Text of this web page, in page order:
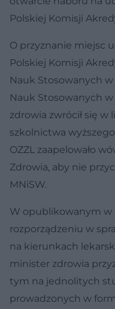
Polskiej Komisji
O przyznanie miejsc
Polskiej Komisji
Nauk Stosowanych
Nauk Stosowanych
zdrowia zwrócił się
szkolnictwa
OZZL zaapelowało
Zdrowia, aby nie
MNiSW.
W opublikowanym
rozporządzeniu w
na kierunkach
minister zdrowia
tym na jednolitych
prowadzonych w